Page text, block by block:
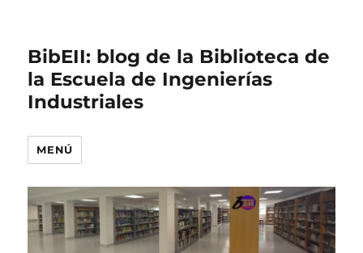
BibEII: blog de la Biblioteca de
la Escuela de Ingenierías
Industriales
MENÚ